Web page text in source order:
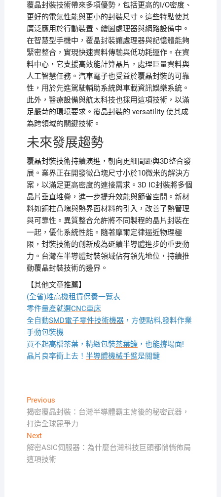
覆晶封裝技術帶來多項優勢，包括更高的I/O密度、
更好的電氣性能與更小的封裝尺寸。這些特點使其
廣泛應用於行動裝置、繪圖處理器與網路設備中。
在智慧型手機中，覆晶封裝讓處理器與記憶體能夠
緊密整合，實現快速資料傳輸與低功耗運作。在資
料中心，它支援高效能計算晶片，處理巨量資料與
人工智慧任務。汽車電子也受益於覆晶封裝的可靠
性，用於先進駕駛輔助系統與車載資訊娛樂系統。
此外，醫療設備與航太科技也採用這項技術，以滿
足嚴苛的環境要求。覆晶封裝的 versatility 使其成
為跨領域的關鍵技術。
未來發展趨勢
覆晶封裝技術持續演進，朝向更細間距與3D整合發
展。業界正在開發微凸塊尺寸小於10微米的解決方
案，以滿足更高密度的連接需求。3D IC封裝將多個
晶片垂直堆疊，進一步提升效能與節省空間。新材
料如銅柱凸塊與熱界面材料的引入，改善了熱管理
與可靠性。異質整合允許將不同製程的晶片封裝在
一起，優化系統性能。隨著摩爾定律逼近物理極
限，封裝技術的創新成為延續半導體進步的重要動
力。台灣在半導體封裝領域佔有領先地位，持續推
動覆晶封裝技術的邊界。
【其他文章推薦】
(全省)堆高機租賃保養一覽表
零件量產就選CNC車床
全自動SMD電子零件技術機器，方便點料,發料作業
手動包裝機
買不起高檔茶葉，精緻包裝茶葉罐，也能撐場面!
晶片良率衝上去！ 半導體機械手臂是關鍵
文
章
導
覽
PreviousPrevious
post:
揭密覆晶封裝：台灣半導體霸主背後的秘密武器，
打造全球競爭力
NextNext
post:
解密ASIC伺服器：為什麼台灣科技巨頭都悄悄佈局
這項技術